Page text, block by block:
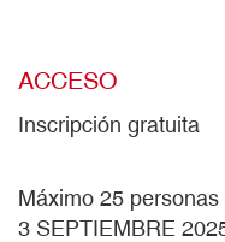
ACCESO
Inscripción gratuita
Máximo 25 personas
3 SEPTIEMBRE